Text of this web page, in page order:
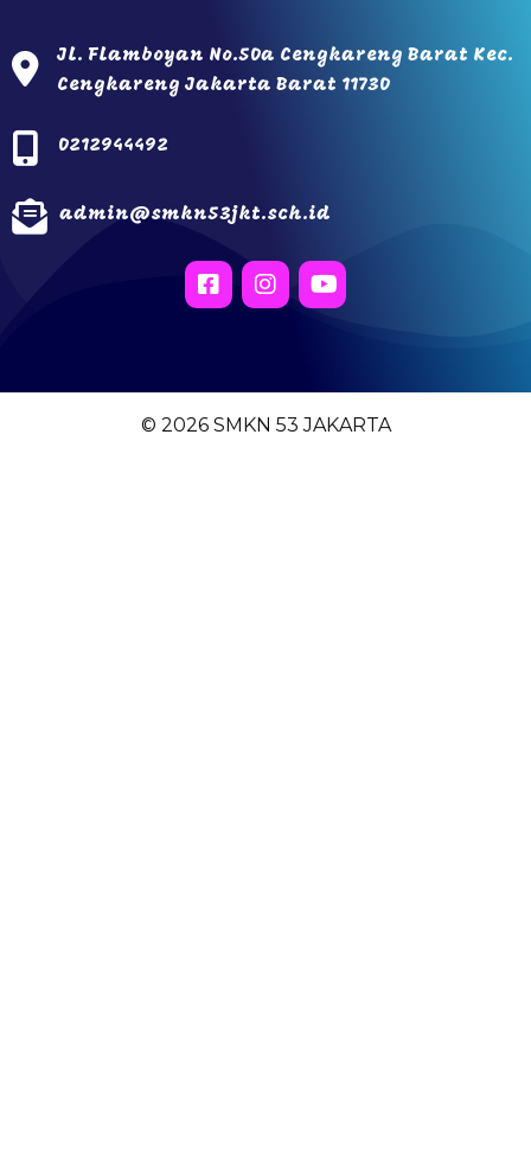
Jl. Flamboyan No.50a Cengkareng Barat Kec.
Cengkareng Jakarta Barat 11730
0212944492
admin@smkn53jkt.sch.id
© 2026 SMKN 53 JAKARTA